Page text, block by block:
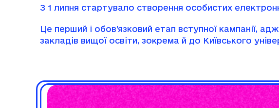
З 1 липня стартувало створення особистих
Це перший і обов’язковий етап вступної кампанії,
закладів вищої освіти, зокрема й до Київського